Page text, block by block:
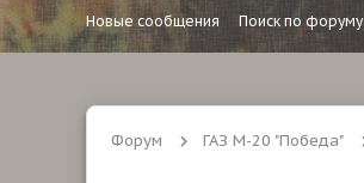
Новые сообщения Поиск по форуму
Форум ГАЗ М-20 "Победа"